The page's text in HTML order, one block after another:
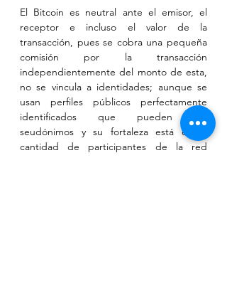
El Bitcoin es neutral ante el emisor, el
receptor e incluso el valor de la
transacción, pues se cobra una pequeña
comisión por la transacción
independientemente del monto de esta,
no se vincula a identidades; aunque se
usan perfiles públicos perfectamente
identificados que pueden ser
seudónimos y su fortaleza está en la
cantidad de participantes de la red